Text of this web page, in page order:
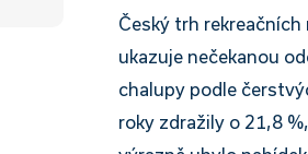
Český trh
ukazuje nečekanou
chalupy podle
roky zdražily o 21,8